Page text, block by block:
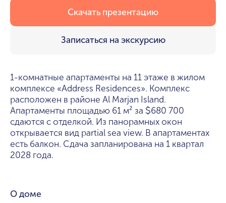
Записаться на экскурсию
Скачать презентацию
1-комнатные апартаменты на 11 этаже в жилом
комплексе «Address Residences». Комплекс
расположен в районе Al Marjan Island.
Апартаменты площадью 61 м² за $680 700
сдаются с отделкой. Из панорамных окон
открывается вид partial sea view. В апартаментах
есть балкон. Сдача запланирована на 1 квартал
2028 года.
О доме